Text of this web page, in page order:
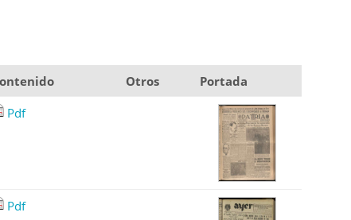
Otros
Portada
Pdf
Pdf